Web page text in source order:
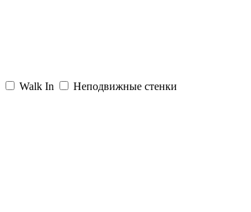
Walk In
Неподвижные стенки